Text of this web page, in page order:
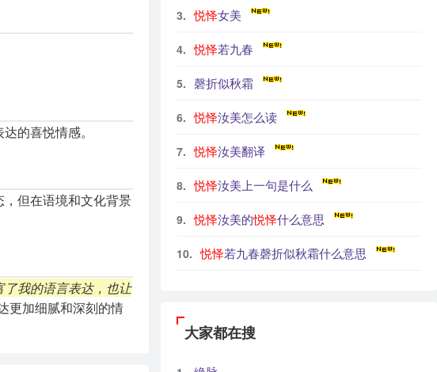
的喜悦情感。
，但在语境和文化背景
我的语言表达，也让
更加细腻和深刻的情
悦怿女美
悦怿若九春
磬折似秋霜
悦怿汝美怎么读
悦怿汝美翻译
悦怿汝美上一句是什么
悦怿汝美的悦怿什么意思
悦怿若九春磬折似秋霜什么意思
大家都在搜